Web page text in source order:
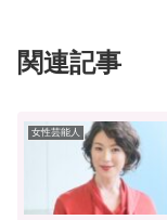
関連記事
女性芸能人